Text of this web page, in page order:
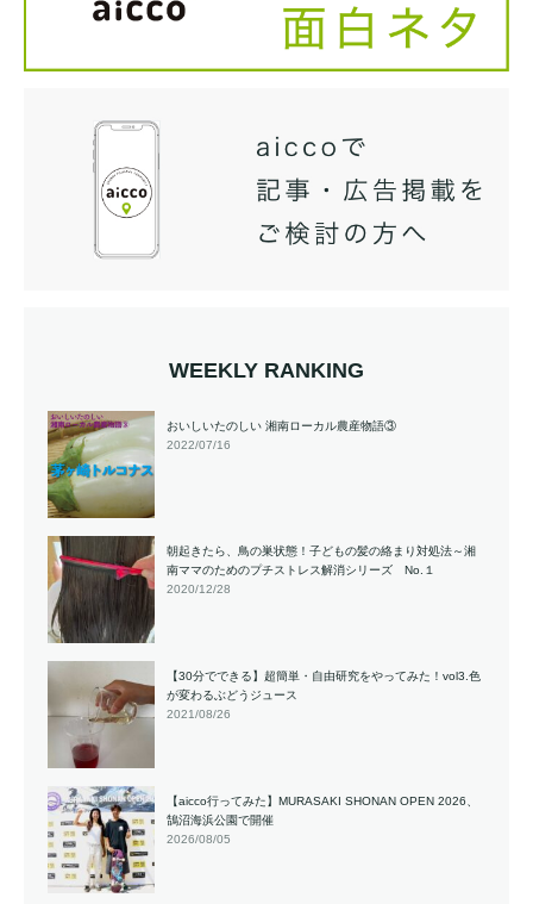
WEEKLY RANKING
おいしいたのしい 湘南ローカル農産物語③
2022/07/16
朝起きたら、鳥の巣状態！子どもの髪の絡まり対処法～湘
南ママのためのプチストレス解消シリーズ No.１
2020/12/28
【30分でできる】超簡単・自由研究をやってみた！vol3.色
が変わるぶどうジュース
2021/08/26
【aicco行ってみた】MURASAKI SHONAN OPEN 2026、
鵠沼海浜公園で開催
2026/08/05